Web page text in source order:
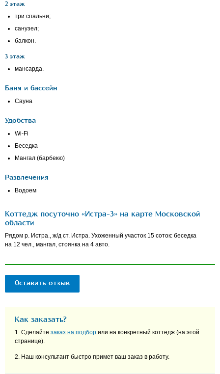
2 этаж
три спальни;
санузел;
балкон.
3 этаж
мансарда.
Баня и бассейн
Сауна
Удобства
Wi-Fi
Беседка
Мангал (барбекю)
Развлечения
Водоем
Коттедж посуточно «Истра-3» на карте Московской
области
Рядом р. Истра., ж/д ст. Истра. Ухоженный участок 15 соток: беседка
на 12 чел., мангал, стоянка на 4 авто.
Оставить отзыв
Как заказать?
1. Сделайте заказ на подбор или на конкретный коттедж (на этой
странице).
2. Наш консультант быстро примет ваш заказ в работу.